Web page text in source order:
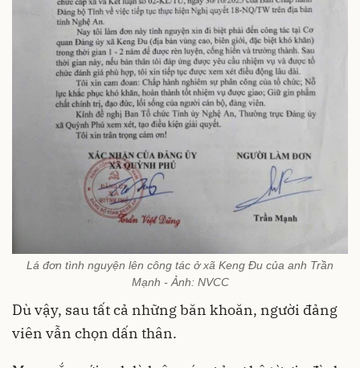
Lá đơn tình nguyện lên công tác ở xã Keng Đu của anh Trần
Mạnh - Ảnh: NVCC
Dù vậy, sau tất cả những băn khoăn, người đảng
viên vẫn chọn dấn thân.